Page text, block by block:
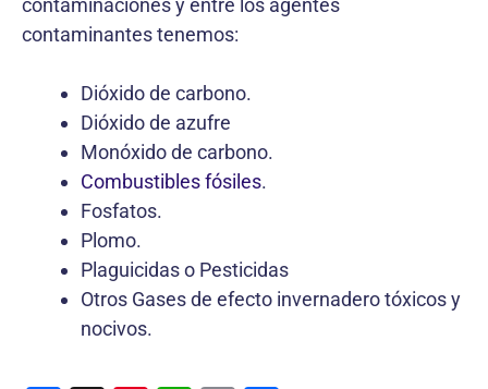
contaminantes tenemos:
Dióxido de carbono.
Dióxido de azufre
Monóxido de carbono.
Combustibles fósiles.
Fosfatos.
Plomo.
Plaguicidas o Pesticidas
Otros Gases de efecto invernadero tóxicos y
nocivos.